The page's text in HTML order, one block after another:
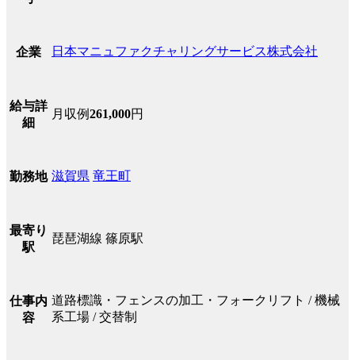
企業 日本マニュファクチャリングサービス株式会社
給与詳
細
月収例261,000円
勤務地 滋賀県 竜王町
最寄り
駅
琵琶湖線 篠原駅
仕事内
容
道路標識・フェンスの加工・フォークリフト / 機械
系工場 / 交替制